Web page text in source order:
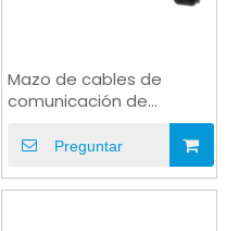
Mazo de cables de
comunicación de
conector de PVC de
suministro de energía
Preguntar